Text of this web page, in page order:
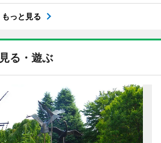
もっと見る
見る・遊ぶ